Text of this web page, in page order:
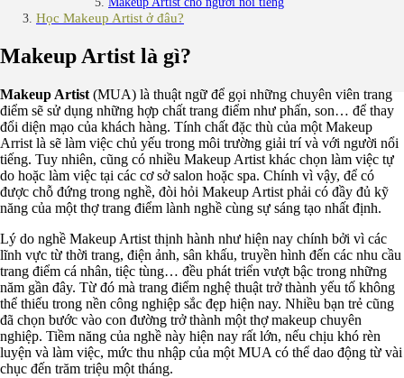
Học Makeup Artist ở đâu?
Makeup Artist là gì?
Makeup Artist (MUA) là thuật ngữ để gọi những chuyên viên trang
điểm sẽ sử dụng những hợp chất trang điểm như phấn, son… để thay
đổi diện mạo của khách hàng. Tính chất đặc thù của một Makeup
Arrist là sẽ làm việc chủ yếu trong môi trường giải trí và với người nổi
tiếng. Tuy nhiên, cũng có nhiều Makeup Artist khác chọn làm việc tự
do hoặc làm việc tại các cơ sở salon hoặc spa. Chính vì vậy, để có
được chỗ đứng trong nghề, đòi hỏi Makeup Artist phải có đầy đủ kỹ
năng của một thợ trang điểm lành nghề cùng sự sáng tạo nhất định.
Lý do nghề Makeup Artist thịnh hành như hiện nay chính bởi vì các
lĩnh vực từ thời trang, điện ảnh, sân khấu, truyền hình đến các nhu cầu
trang điểm cá nhân, tiệc tùng… đều phát triển vượt bậc trong những
năm gần đây. Từ đó mà trang điểm nghệ thuật trở thành yếu tố không
thể thiếu trong nền công nghiệp sắc đẹp hiện nay. Nhiều bạn trẻ cũng
đã chọn bước vào con đường trở thành một thợ makeup chuyên
nghiệp. Tiềm năng của nghề này hiện nay rất lớn, nếu chịu khó rèn
luyện và làm việc, mức thu nhập của một MUA có thể dao động từ vài
chục đến trăm triệu một tháng.